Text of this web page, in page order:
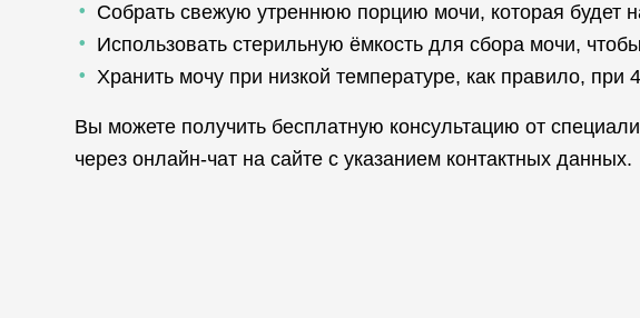
Собрать свежую утреннюю порцию мочи, которая будет
Использовать стерильную ёмкость для сбора мочи,
Хранить мочу при низкой температуре, как правило, при
Вы можете получить бесплатную консультацию от
через онлайн-чат на сайте с указанием контактных данных.